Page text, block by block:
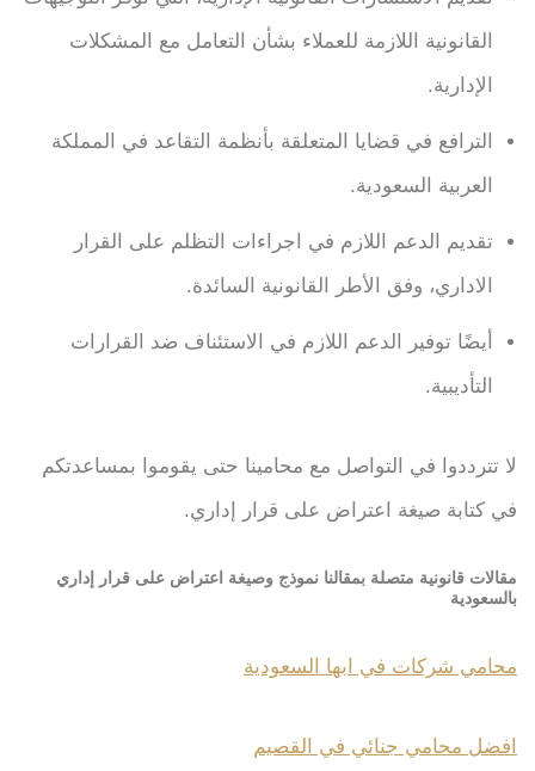
القانونية اللازمة للعملاء بشأن التعامل مع المشكلات
الإدارية.
الترافع في قضايا المتعلقة بأنظمة التقاعد في المملكة
العربية السعودية.
تقديم الدعم اللازم في اجراءات التظلم على القرار
الاداري، وفق الأطر القانونية السائدة.
أيضًا توفير الدعم اللازم في الاستئناف ضد القرارات
التأديبية.
لا تترددوا في التواصل مع محامينا حتى يقوموا بمساعدتكم
في كتابة صيغة اعتراض على قرار إداري.
مقالات قانونية متصلة بمقالنا نموذج وصيغة اعتراض على قرار إداري
بالسعودية
محامي شركات في ابها السعودية
افضل محامي جنائي في القصيم